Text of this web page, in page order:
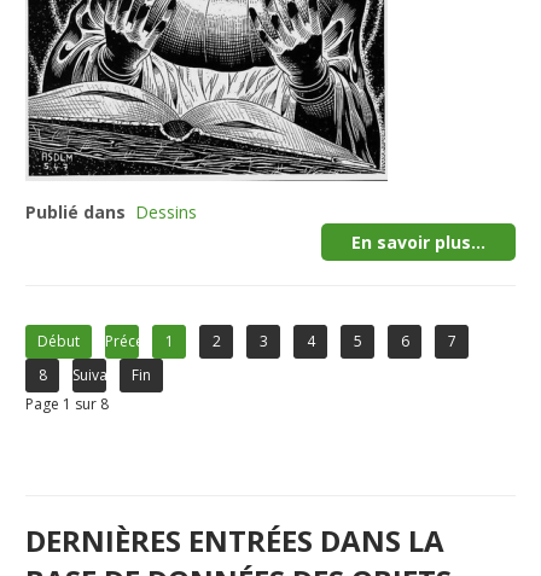
Publié dans Dessins
En savoir plus...
Début Précédent1 2 3 4 5 6
7
8
Suivant
Fin
Page 1 sur 8
DERNIÈRES ENTRÉES DANS LA